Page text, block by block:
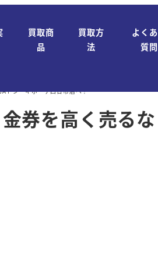
買取商
品
買取方
法
よく
質問
ドン・キホーテ四日市店へ！
券を高く売る